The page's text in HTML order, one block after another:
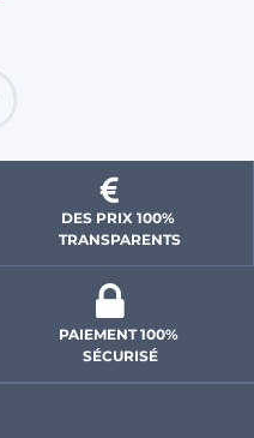
DES PRIX 100%
TRANSPARENTS
PAIEMENT 100%
SÉCURISÉ